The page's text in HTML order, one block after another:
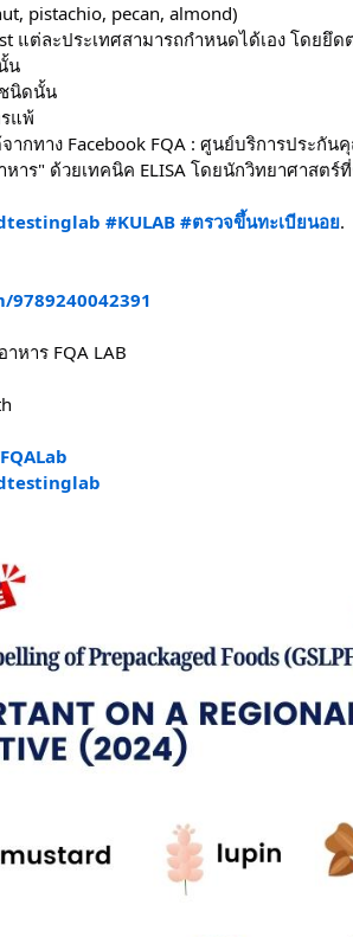
pistachio, pecan, almond)
แต่ละประเทศสามารถกำหนดได้เอง โดย
น
นิดนั้น
แพ้
ากทาง Facebook FQA : ศูนย์บริการประกั
าร" ด้วยเทคนิค ELISA โดยนักวิทยาศาสต
#KULAB #ตรวจขึ้นทะเบียนอย.
หาร FQA LAB